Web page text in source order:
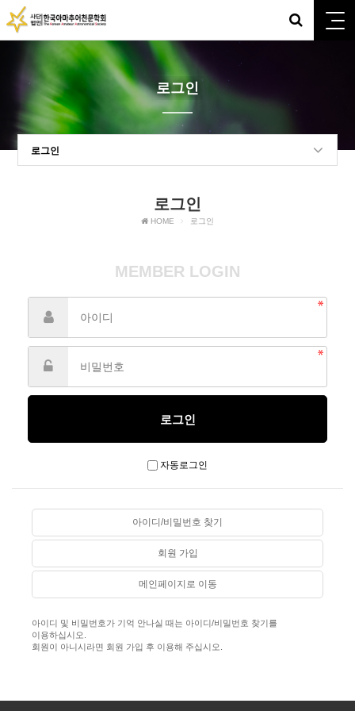
로그인
로그인
로그인
HOME 로그인
MEMBER LOGIN
자동로그인
아이디/비밀번호 찾기
회원 가입
메인페이지로 이동
아이디 및 비밀번호가 기억 안나실 때는 아이디/비밀번호 찾기를
이용하십시오.
회원이 아니시라면 회원 가입 후 이용해 주십시오.